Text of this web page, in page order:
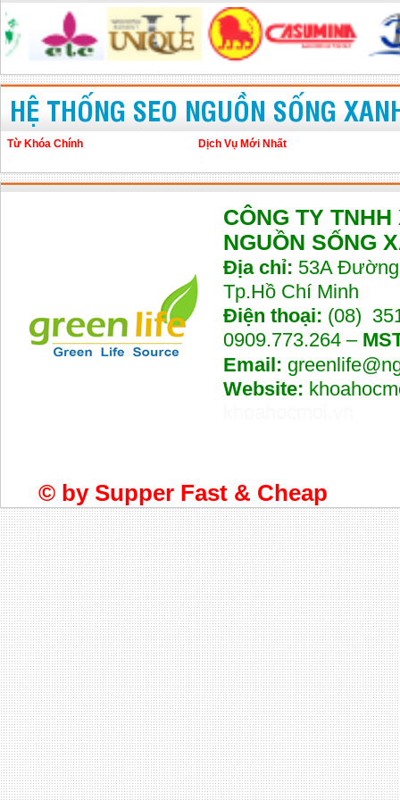
HỆ THỐNG SEO NGUỒN SỐNG
Từ Khóa Chính
Dịch Vụ Mới Nhất
CÔNG TY
NGUỒN SỐNG
Địa chỉ: 53A
Tp.Hồ Chí Minh
Điện thoại: (08)
0909.773.264 –
Email:
Website:
© by Supper Fast & Cheap